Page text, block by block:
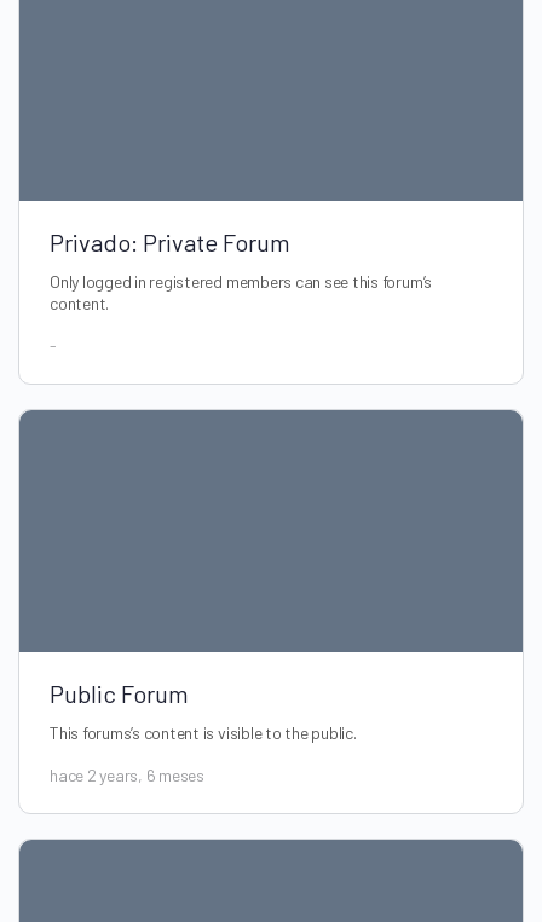
Privado: Private Forum
Only logged in registered members can see this forum’s
content.
-
Public Forum
This forums’s content is visible to the public.
hace 2 years, 6 meses